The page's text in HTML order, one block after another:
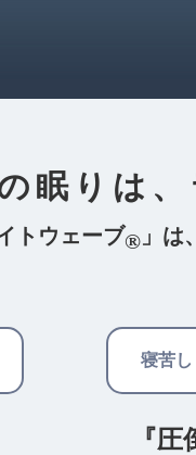
眠りは、
トウェーブ®」は、
寝苦
『